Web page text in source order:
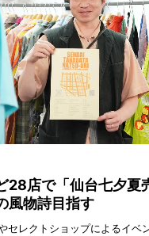
28店で「仙台七夕
風物詩目指す
セレクトショップによるイベ